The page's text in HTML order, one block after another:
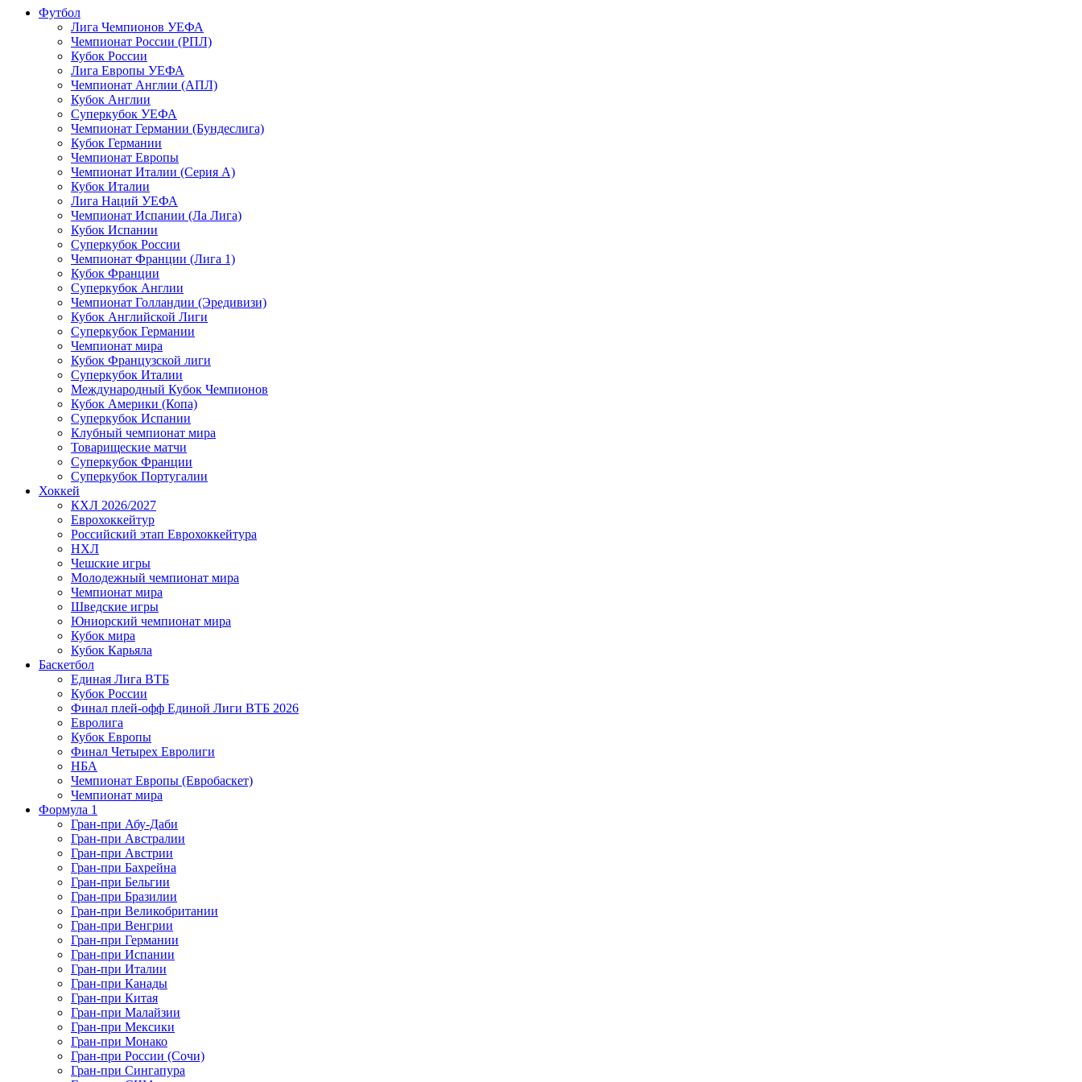
Футбол
Лига Чемпионов УЕФА
Чемпионат России (РПЛ)
Кубок России
Лига Европы УЕФА
Чемпионат Англии (АПЛ)
Кубок Англии
Суперкубок УЕФА
Чемпионат Германии (Бундеслига)
Кубок Германии
Чемпионат Европы
Чемпионат Италии (Серия А)
Кубок Италии
Лига Наций УЕФА
Чемпионат Испании (Ла Лига)
Кубок Испании
Суперкубок России
Чемпионат Франции (Лига 1)
Кубок Франции
Суперкубок Англии
Чемпионат Голландии (Эредивизи)
Кубок Английской Лиги
Суперкубок Германии
Чемпионат мира
Кубок Французской лиги
Суперкубок Италии
Международный Кубок Чемпионов
Кубок Америки (Копа)
Суперкубок Испании
Клубный чемпионат мира
Товарищеские матчи
Суперкубок Франции
Суперкубок Португалии
Хоккей
КХЛ 2026/2027
Еврохоккейтур
Российский этап Еврохоккейтура
НХЛ
Чешские игры
Молодежный чемпионат мира
Чемпионат мира
Шведские игры
Юниорский чемпионат мира
Кубок мира
Кубок Карьяла
Баскетбол
Единая Лига ВТБ
Кубок России
Финал плей-офф Единой Лиги ВТБ 2026
Евролига
Кубок Европы
Финал Четырех Евролиги
НБА
Чемпионат Европы (Евробаскет)
Чемпионат мира
Формула 1
Гран-при Абу-Даби
Гран-при Австралии
Гран-при Австрии
Гран-при Бахрейна
Гран-при Бельгии
Гран-при Бразилии
Гран-при Великобритании
Гран-при Венгрии
Гран-при Германии
Гран-при Испании
Гран-при Италии
Гран-при Канады
Гран-при Китая
Гран-при Малайзии
Гран-при Мексики
Гран-при Монако
Гран-при России (Сочи)
Гран-при Сингапура